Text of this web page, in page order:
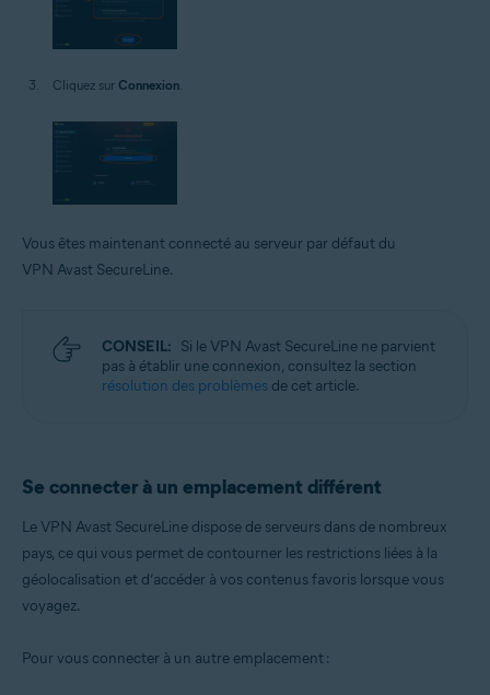
Cliquez sur Connexion.
Vous êtes maintenant connecté au serveur par défaut du
VPN Avast SecureLine.
CONSEIL: Si le VPN Avast SecureLine ne parvient
pas à établir une connexion, consultez la section
résolution des problèmes de cet article.
Se connecter à un emplacement différent
Le VPN Avast SecureLine dispose de serveurs dans de nombreux
pays, ce qui vous permet de contourner les restrictions liées à la
géolocalisation et d’accéder à vos contenus favoris lorsque vous
voyagez.
Pour vous connecter à un autre emplacement :